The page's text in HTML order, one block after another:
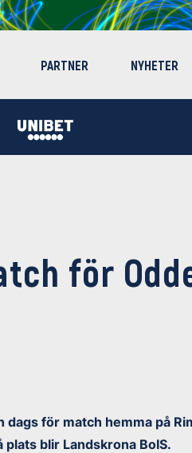
PARTNER NYHETER
för
för match hemma på
blir Landskrona BoIS.